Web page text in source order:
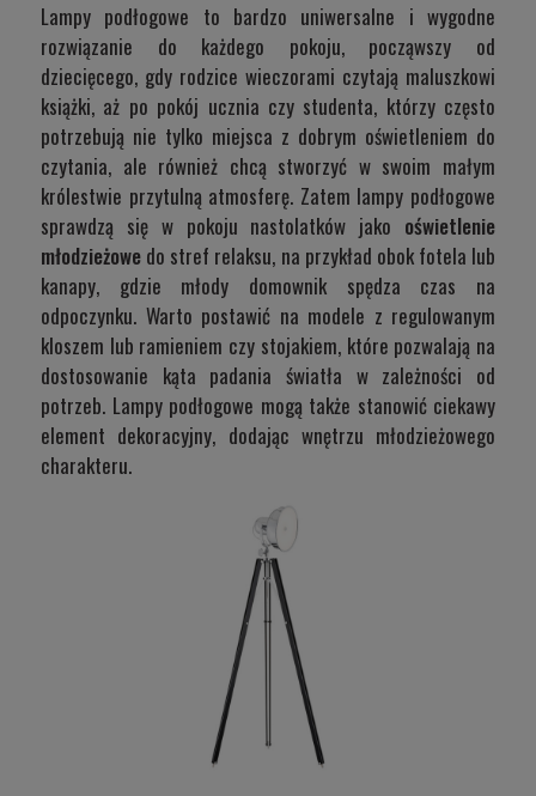
Lampy podłogowe to bardzo uniwersalne i wygodne
rozwiązanie do każdego pokoju, począwszy od
dziecięcego, gdy rodzice wieczorami czytają maluszkowi
książki, aż po pokój ucznia czy studenta, którzy często
potrzebują nie tylko miejsca z dobrym oświetleniem do
czytania, ale również chcą stworzyć w swoim małym
królestwie przytulną atmosferę. Zatem lampy podłogowe
sprawdzą się w pokoju nastolatków jako oświetlenie
młodzieżowe do stref relaksu, na przykład obok fotela lub
kanapy, gdzie młody domownik spędza czas na
odpoczynku. Warto postawić na modele z regulowanym
kloszem lub ramieniem czy stojakiem, które pozwalają na
dostosowanie kąta padania światła w zależności od
potrzeb. Lampy podłogowe mogą także stanowić ciekawy
element dekoracyjny, dodając wnętrzu młodzieżowego
charakteru.